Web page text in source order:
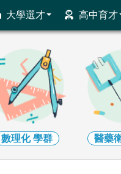
大學選才 高中育才
系統
數理化學群 醫藥